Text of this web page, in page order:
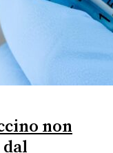
non
dal